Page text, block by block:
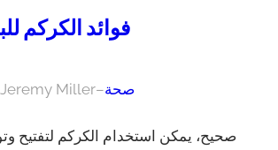
فوائد الكركم
Jeremy Miller–صحة
صحيح، يمكن استخدام الكركم لتفتيح